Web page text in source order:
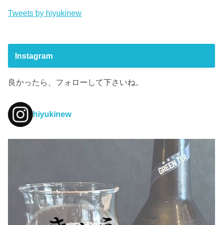
Tweets by hiyukinew
Instagram
良かったら、フォローして下さいね。
hiyukinew